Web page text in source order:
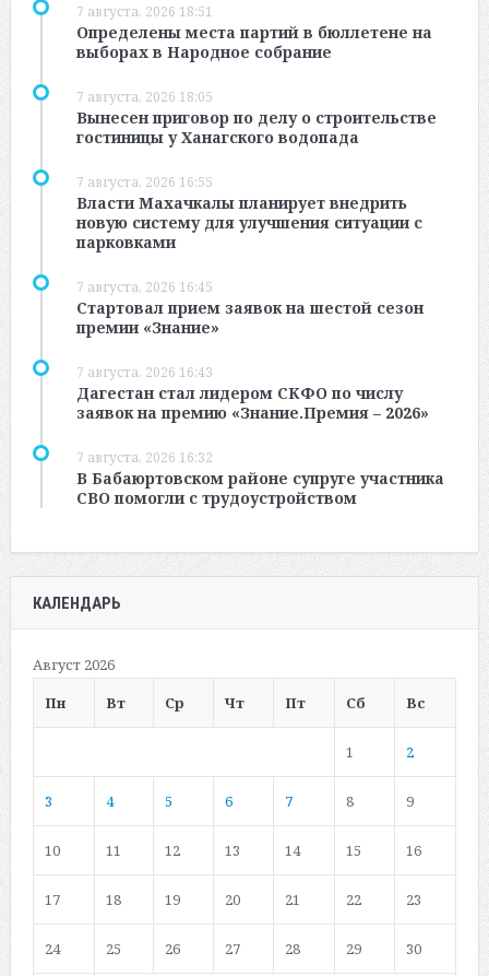
7 августа, 2026 18:51
Определены места партий в бюллетене на
выборах в Народное собрание
7 августа, 2026 18:05
Вынесен приговор по делу о строительстве
гостиницы у Ханагского водопада
7 августа, 2026 16:55
Власти Махачкалы планирует внедрить
новую систему для улучшения ситуации с
парковками
7 августа, 2026 16:45
Стартовал прием заявок на шестой сезон
премии «Знание»
7 августа, 2026 16:43
Дагестан стал лидером СКФО по числу
заявок на премию «Знание.Премия – 2026»
7 августа, 2026 16:32
В Бабаюртовском районе супруге участника
СВО помогли с трудоустройством
КАЛЕНДАРЬ
Август 2026
Пн
Вт Ср Чт Пт Сб Вс
1 2
3 4 5 6 7 8 9
10 11 12 13 14 15 16
17 18 19 20 21 22 23
24 25 26 27 28 29 30